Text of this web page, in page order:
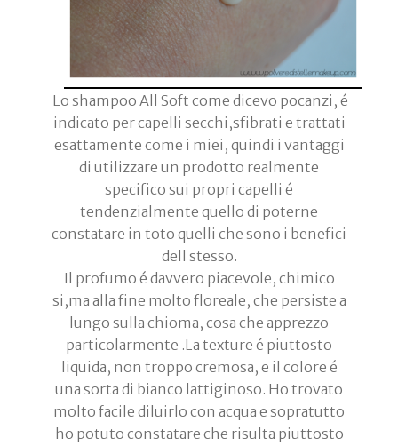
Lo shampoo All Soft come dicevo pocanzi, é
indicato per capelli secchi,sfibrati e trattati
esattamente come i miei, quindi i vantaggi
di utilizzare un prodotto realmente
specifico sui propri capelli é
tendenzialmente quello di poterne
constatare in toto quelli che sono i benefici
dell stesso.
Il profumo é davvero piacevole, chimico
si,ma alla fine molto floreale, che persiste a
lungo sulla chioma, cosa che apprezzo
particolarmente .La texture é piuttosto
liquida, non troppo cremosa, e il colore é
una sorta di bianco lattiginoso. Ho trovato
molto facile diluirlo con acqua e sopratutto
ho potuto constatare che risulta piuttosto